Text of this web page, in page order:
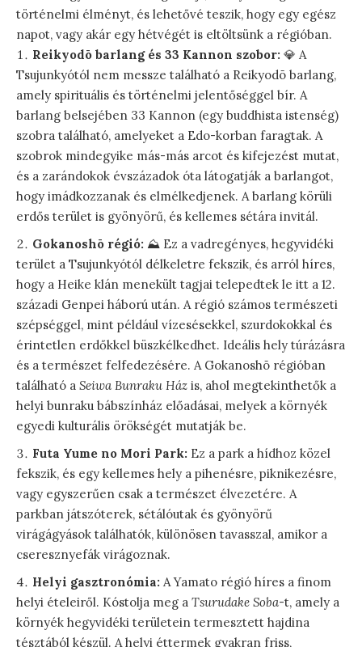
történelmi élményt, és lehetővé teszik, hogy egy egész
napot, vagy akár egy hétvégét is eltöltsünk a régióban.
Reikyodō barlang és 33 Kannon szobor: 💎 A
Tsujunkyótól nem messze található a Reikyodō barlang,
amely spirituális és történelmi jelentőséggel bír. A
barlang belsejében 33 Kannon (egy buddhista istenség)
szobra található, amelyeket a Edo-korban faragtak. A
szobrok mindegyike más-más arcot és kifejezést mutat,
és a zarándokok évszázadok óta látogatják a barlangot,
hogy imádkozzanak és elmélkedjenek. A barlang körüli
erdős terület is gyönyörű, és kellemes sétára invitál.
Gokanoshō régió: ⛰️ Ez a vadregényes, hegyvidéki
terület a Tsujunkyótól délkeletre fekszik, és arról híres,
hogy a Heike klán menekült tagjai telepedtek le itt a 12.
századi Genpei háború után. A régió számos természeti
szépséggel, mint például vízesésekkel, szurdokokkal és
érintetlen erdőkkel büszkélkedhet. Ideális hely túrázásra
és a természet felfedezésére. A Gokanoshō régióban
található a Seiwa Bunraku Ház is, ahol megtekinthetők a
helyi bunraku bábszínház előadásai, melyek a környék
egyedi kulturális örökségét mutatják be.
Futa Yume no Mori Park: Ez a park a hídhoz közel
fekszik, és egy kellemes hely a pihenésre, piknikezésre,
vagy egyszerűen csak a természet élvezetére. A
parkban játszóterek, sétálóutak és gyönyörű
virágágyások találhatók, különösen tavasszal, amikor a
cseresznyefák virágoznak.
Helyi gasztronómia: A Yamato régió híres a finom
helyi ételeiről. Kóstolja meg a Tsurudake Soba-t, amely a
környék hegyvidéki területein termesztett hajdina
tésztából készül. A helyi éttermek gyakran friss,